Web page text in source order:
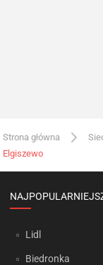
Strona główna
Elgiszewo
Lidl
Biedronka